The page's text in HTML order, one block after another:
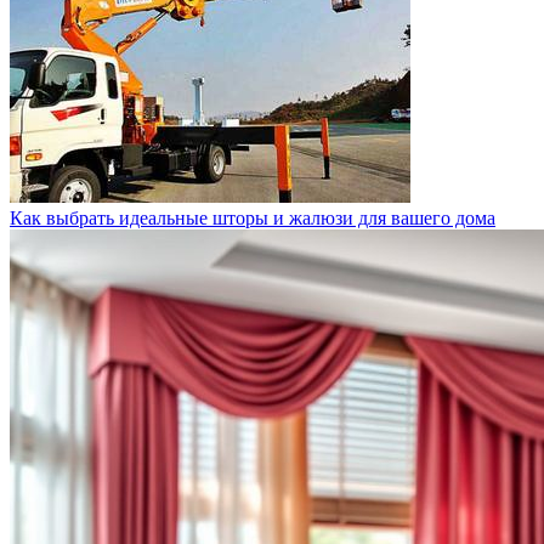
Как выбрать идеальные шторы и жалюзи для вашего дома